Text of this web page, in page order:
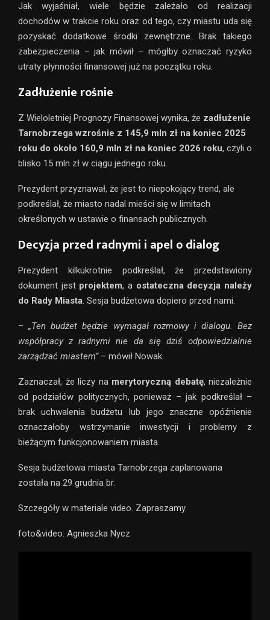
Jak wyjaśniał, wiele będzie zależało od realizacji
dochodów w trakcie roku oraz od tego, czy miastu uda się
pozyskać dodatkowe środki zewnętrzne. Brak takiego
zabezpieczenia – jak mówił – mógłby oznaczać ryzyko
utraty płynności finansowej już na początku roku.
Zadłużenie rośnie
Z Wieloletniej Prognozy Finansowej wynika, że zadłużenie
Tarnobrzega wzrośnie z 145,9 mln zł na koniec 2025
roku do około 160,9 mln zł na koniec 2026 roku, czyli o
blisko 15 mln zł w ciągu jednego roku.
Prezydent przyznawał, że jest to niepokojący trend, ale
podkreślał, że miasto nadal mieści się w limitach
określonych w ustawie o finansach publicznych.
Decyzja przed radnymi i apel o dialog
Prezydent kilkukrotnie podkreślał, że przedstawiony
dokument jest projektem, a ostateczna decyzja należy
do Rady Miasta. Sesja budżetowa dopiero przed nami.
–„Ten budżet będzie wymagał rozmowy i dialogu. Bez
współpracy z radnymi nie da się dziś odpowiedzialnie
zarządzać miastem”– mówił Nowak.
Zaznaczał, że liczy na merytoryczną debatę, niezależnie
od podziałów politycznych, ponieważ – jak podkreślał –
brak uchwalenia budżetu lub jego znaczne opóźnienie
oznaczałoby wstrzymanie inwestycji i problemy z
bieżącym funkcjonowaniem miasta.
Sesja budżetowa miasta Tarnobrzega zaplanowana
została na 29 grudnia br.
Szczegóły w materiale video. Zapraszamy
foto&video: Agnieszka Nycz